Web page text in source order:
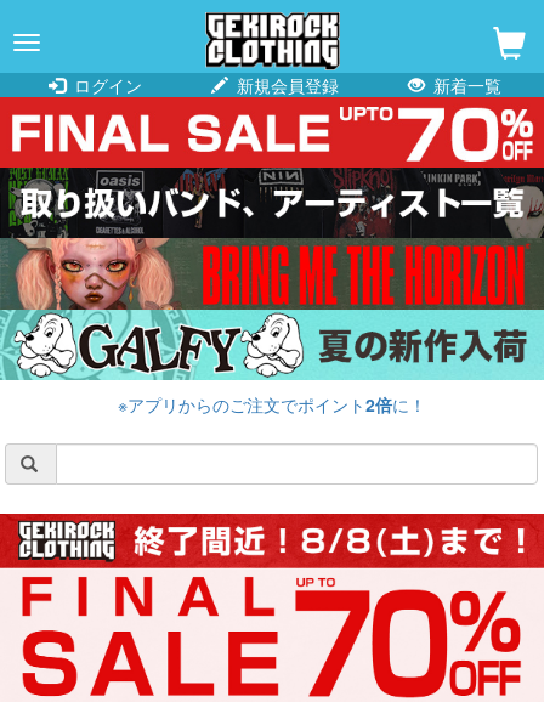
navigation
ログイン
新規会員登録 新着一覧
※アプリからのご注文でポイント2倍に！